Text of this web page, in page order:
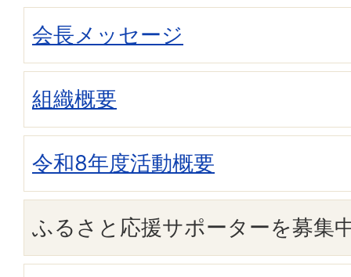
会長メッセージ
組織概要
令和8年度活動概要
ふるさと応援サポーターを募集